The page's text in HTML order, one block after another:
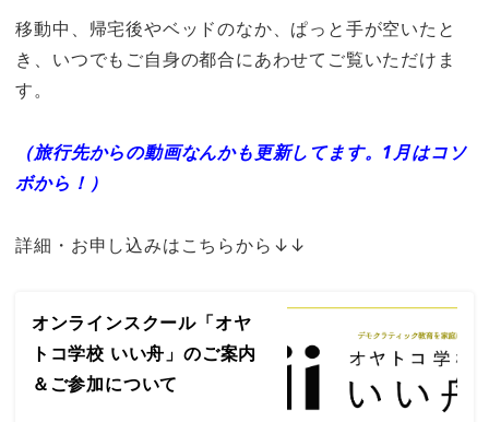
移動中、帰宅後やベッドのなか、ぱっと手が空いたと
き、いつでもご自身の都合にあわせてご覧いただけま
す。
（旅行先からの動画なんかも更新してます。1月はコソ
ボから！）
詳細・お申し込みはこちらから↓↓
オンラインスクール「オヤ
トコ学校 いい舟」のご案内
＆ご参加について